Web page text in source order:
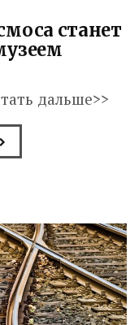
станет
дальше>>